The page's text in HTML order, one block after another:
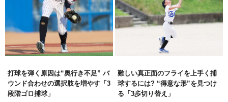
打球を弾く原因は“奥行き不足” バ
ウンド合わせの選択肢を増やす「3
段階ゴロ捕球」
難しい真正面のフライを上手く捕
球するには? “得意な形”を見つけ
る「3歩切り替え」